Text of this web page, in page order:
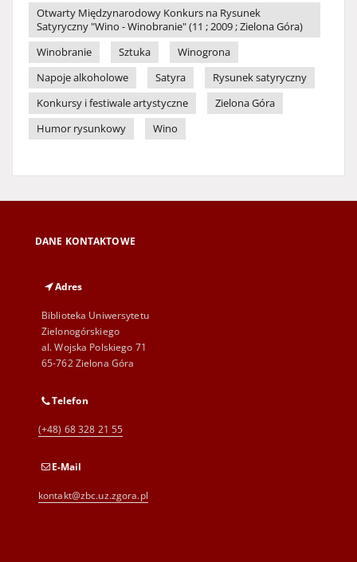
Otwarty Międzynarodowy Konkurs na Rysunek
Satyryczny "Wino - Winobranie" (11 ; 2009 ; Zielona Góra)
Winobranie
Sztuka
Winogrona
Napoje alkoholowe
Satyra
Rysunek satyryczny
Konkursy i festiwale artystyczne
Zielona Góra
Humor rysunkowy
Wino
DANE KONTAKTOWE
Adres
Biblioteka Uniwersytetu
Zielonogórskiego
al. Wojska Polskiego 71
65-762 Zielona Góra
Telefon
(+48) 68 328 21 55
E-Mail
kontakt@zbc.uz.zgora.pl